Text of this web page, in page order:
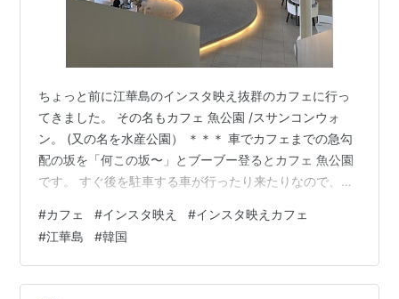
ちょっと前に江華島のインスタ映え抜群のカフェに行っ
てきました。 その名もカフェ 魚公園 /スサンコンウォ
ン。 (又の名を水産公園） ＊＊＊ 車でカフェまでの急勾
配の坂を「何この坂〜」とブーブー登るとカフェ 魚公園
です。 すぐ後を駐車する車が行ったり来たりなので、至
クリーンは海中の泳いでいるカメや魚だったり、景色だ
ったりと切り替わります。 店内はとても広々で天井の魚
がかわいいー。 ちょっと見づらいですが、床が海辺のよ
うに描かれていて、ボートの形の席もあります。 後ろに
#カフェ #インスタ映え #インスタ映えカフェ
#江華島 #韓国